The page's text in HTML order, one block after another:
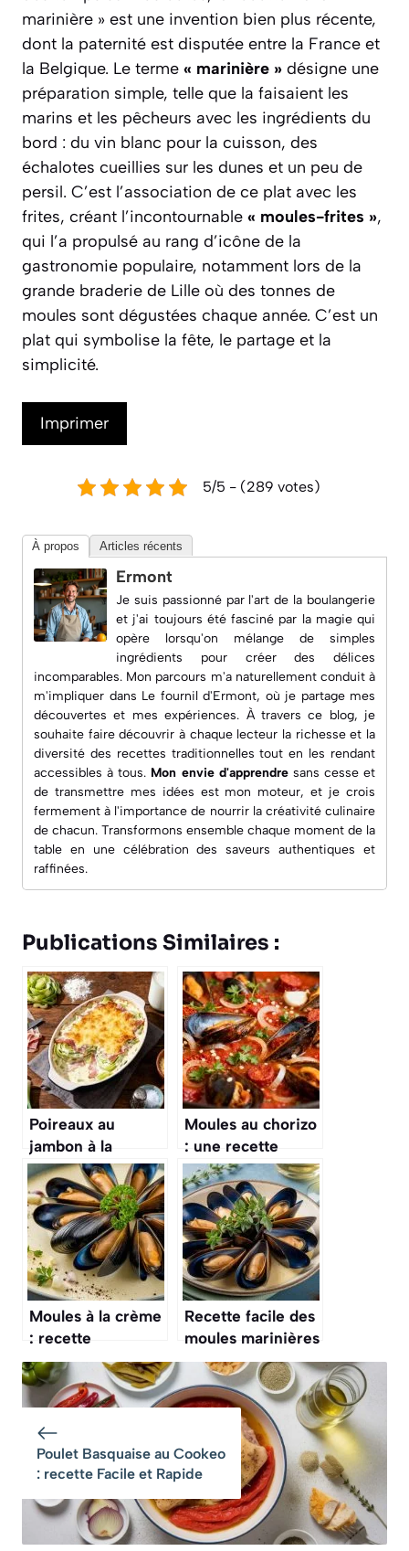
marinière » est une invention bien plus récente,
dont la paternité est disputée entre la France et
la Belgique. Le terme « marinière » désigne une
préparation simple, telle que la faisaient les
marins et les pêcheurs avec les ingrédients du
bord : du vin blanc pour la cuisson, des
échalotes cueillies sur les dunes et un peu de
persil. C’est l’association de ce plat avec les
frites, créant l’incontournable « moules-frites »,
qui l’a propulsé au rang d’icône de la
gastronomie populaire, notamment lors de la
grande braderie de Lille où des tonnes de
moules sont dégustées chaque année. C’est un
plat qui symbolise la fête, le partage et la
simplicité.
Imprimer
5/5 - (289 votes)
À propos Articles récents
Ermont
Je suis passionné par l'art de la boulangerie
et j'ai toujours été fasciné par la magie qui
opère lorsqu'on mélange de simples
ingrédients pour créer des délices
incomparables. Mon parcours m'a naturellement conduit à
m'impliquer dans Le fournil d'Ermont, où je partage mes
découvertes et mes expériences. À travers ce blog, je
souhaite faire découvrir à chaque lecteur la richesse et la
diversité des recettes traditionnelles tout en les rendant
accessibles à tous. Mon envie d'apprendresans cesse et
de transmettre mes idées est mon moteur, et je crois
fermement à l'importance de nourrir la créativité culinaire
de chacun. Transformons ensemble chaque moment de la
table en une célébration des saveurs authentiques et
raffinées.
Publications Similaires :
Poireaux au
jambon à la
béchamel : recette
savoureuse et
facile
Moules au chorizo
: une recette
savoureuse
Moules à la crème
: recette
savoureuse et
facile
Recette facile des
moules marinières
comme au
restaurant
Poulet Basquaise au Cookeo
: recette Facile et Rapide